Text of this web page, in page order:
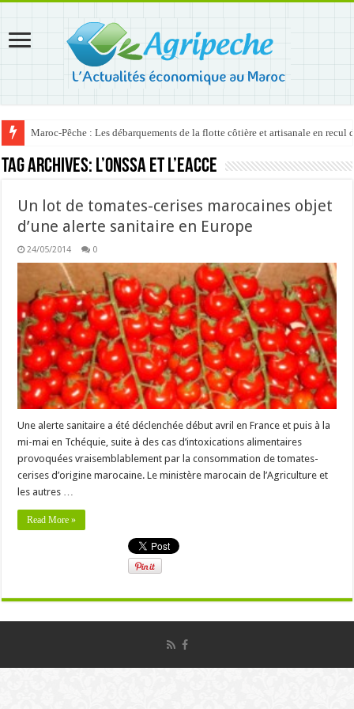
Maroc-Pêche : Les débarquements de la flotte côtière et artisanale en recul
Tag Archives: l’ONSSA et l’EACCE
Un lot de tomates-cerises marocaines objet
d’une alerte sanitaire en Europe
24/05/2014 0
Une alerte sanitaire a été déclenchée début avril en France et puis à la
mi-mai en Tchéquie, suite à des cas d’intoxications alimentaires
provoquées vraisemblablement par la consommation de tomates-
cerises d’origine marocaine. Le ministère marocain de l’Agriculture et
les autres …
Read More »